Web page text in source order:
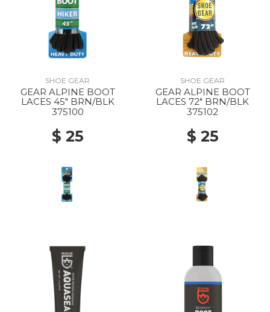
SHOE GEAR
GEAR ALPINE BOOT
LACES 45" BRN/BLK
375100
$ 25
SHOE GEAR
GEAR ALPINE BOOT
LACES 72" BRN/BLK
375102
$ 25